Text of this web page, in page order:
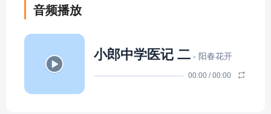
音频播放
小郎中学医记 二 - 阳春花开
00:00 /00:00